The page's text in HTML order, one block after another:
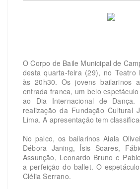
O Corpo de Baile Municipal de
desta quarta-feira (29), no Teatro
às 20h30. Os jovens bailarinos
entrada franca, um belo
ao Dia Internacional de
realização da Fundação Cultural
Lima. A apresentação tem
No palco, os bailarinos Aiala
Débora Janing, Ísis Soares,
Assunção, Leonardo Bruno e
a perfeição do ballet. O
Clélia Serrano.